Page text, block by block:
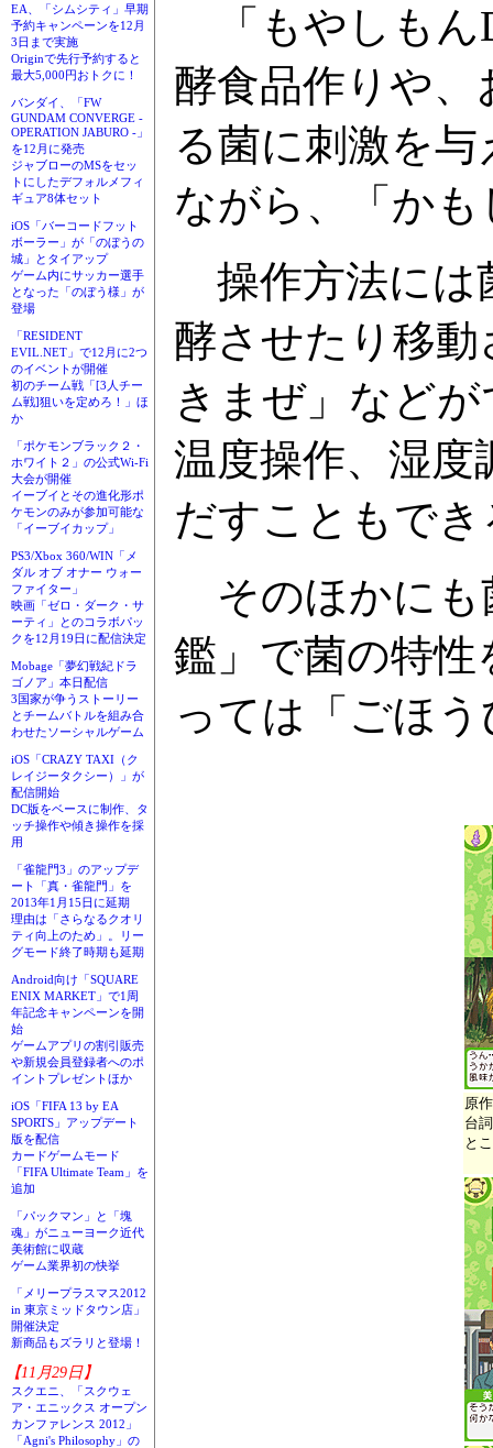
EA、「シムシティ」早期
予約キャンペーンを12月
3日まで実施
Originで先行予約すると
最大5,000円おトクに！
バンダイ、「FW
GUNDAM CONVERGE -
OPERATION JABURO -」
を12月に発売
ジャブローのMSをセッ
トにしたデフォルメフィ
ギュア8体セット
iOS「バーコードフット
ボーラー」が「のぼうの
城」とタイアップ
ゲーム内にサッカー選手
となった「のぼう様」が
登場
「RESIDENT
EVIL.NET」で12月に2つ
のイベントが開催
初のチーム戦「[3人チー
ム戦]狙いを定めろ！」ほ
か
「ポケモンブラック２・
ホワイト２」の公式Wi-Fi
大会が開催
イーブイとその進化形ポ
ケモンのみが参加可能な
「イーブイカップ」
PS3/Xbox 360/WIN「メ
ダル オブ オナー ウォー
ファイター」
映画「ゼロ・ダーク・サ
ーティ」とのコラボパッ
クを12月19日に配信決定
Mobage「夢幻戦紀ドラ
ゴノア」本日配信
3国家が争うストーリー
とチームバトルを組み合
わせたソーシャルゲーム
iOS「CRAZY TAXI（ク
レイジータクシー）」が
配信開始
DC版をベースに制作、タ
ッチ操作や傾き操作を採
用
「雀龍門3」のアップデ
ート「真・雀龍門」を
2013年1月15日に延期
理由は「さらなるクオリ
ティ向上のため」。リー
グモード終了時期も延期
Android向け「SQUARE
ENIX MARKET」で1周
年記念キャンペーンを開
始
ゲームアプリの割引販売
や新規会員登録者へのポ
イントプレゼントほか
iOS「FIFA 13 by EA
SPORTS」アップデート
版を配信
カードゲームモード
「FIFA Ultimate Team」を
追加
「パックマン」と「塊
魂」がニューヨーク近代
美術館に収蔵
ゲーム業界初の快挙
「メリープラスマス2012
in 東京ミッドタウン店」
開催決定
新商品もズラリと登場！
【11月29日】
スクエニ、「スクウェ
ア・エニックス オープン
カンファレンス 2012」
「Agni's Philosophy」の
「もやしもん
酵食品作りや
る菌に刺激を
ながら、「か
操作方法には
酵させたり移
きまぜ」など
温度操作、湿度
だすこともで
そのほかにも
鑑」で菌の特
っては「ごほ
原
台
と